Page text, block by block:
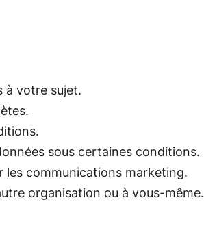
à votre sujet.
sous certaines conditions.
communications marketing.
organisation ou à vous-même.